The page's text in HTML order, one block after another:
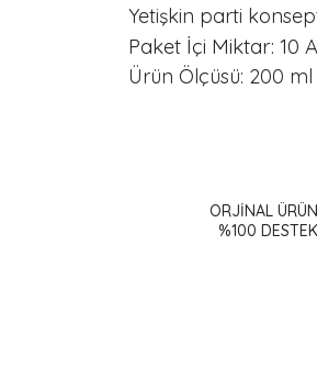
Yetişkin parti
Paket İçi Miktar: 10
Ürün Ölçüsü: 200 ml
Ürün resmi kalitesiz,
ORJİNAL
%100 DESTEK